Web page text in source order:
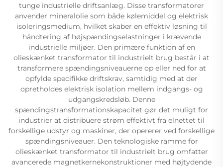
tunge industrielle driftsanlæg. Disse transformatorer
anvender mineralolie som både kølemiddel og elektrisk
isoleringsmedium, hvilket skaber en effektiv løsning til
håndtering af højspændingselastninger i krævende
industrielle miljøer. Den primære funktion af en
olieskænket transformator til industrielt brug består i at
transformere spændingsniveauerne op eller ned for at
opfylde specifikke driftskrav, samtidig med at der
opretholdes elektrisk isolation mellem indgangs- og
udgangskredsløb. Denne
spændingstransformationskapacitet gør det muligt for
industrier at distribuere strøm effektivt fra elnettet til
forskellige udstyr og maskiner, der opererer ved forskellige
spændingsniveauer. Den teknologiske ramme for
olieskænket transformator til industrielt brug omfatter
avancerede magnetkernekonstruktioner med højtydende